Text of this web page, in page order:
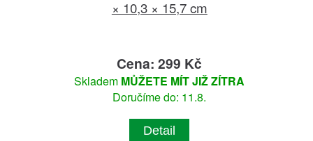
× 10,3 × 15,7 cm
Cena: 299 Kč
Skladem MŮŽETE MÍT JIŽ ZÍTRA
Doručíme do: 11.8.
Detail